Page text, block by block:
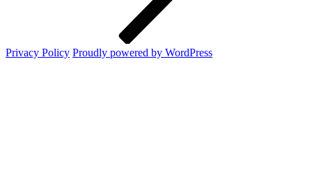
Privacy Policy Proudly powered by WordPress